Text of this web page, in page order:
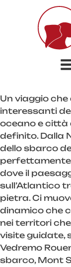
Un viaggio
interessanti
oceano e
definito. Dalla
dello sbarco
perfettamente
dove il
sull’Atlantico
pietra. Ci
dinamico che
nei territori
visite guidate,
Vedremo
sbarco, Mont